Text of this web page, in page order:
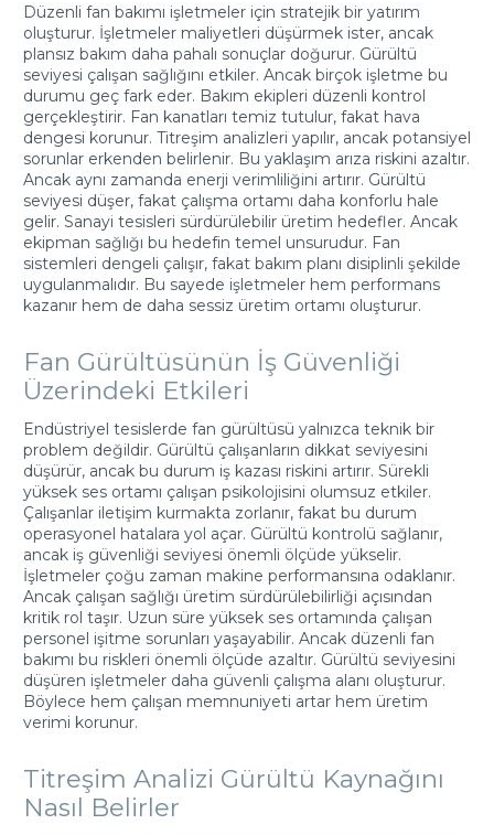
Düzenli fan bakımı işletmeler için stratejik bir yatırım
oluşturur. İşletmeler maliyetleri düşürmek ister, ancak
plansız bakım daha pahalı sonuçlar doğurur. Gürültü
seviyesi çalışan sağlığını etkiler. Ancak birçok işletme bu
durumu geç fark eder. Bakım ekipleri düzenli kontrol
gerçekleştirir. Fan kanatları temiz tutulur, fakat hava
dengesi korunur. Titreşim analizleri yapılır, ancak potansiyel
sorunlar erkenden belirlenir. Bu yaklaşım arıza riskini azaltır.
Ancak aynı zamanda enerji verimliliğini artırır. Gürültü
seviyesi düşer, fakat çalışma ortamı daha konforlu hale
gelir. Sanayi tesisleri sürdürülebilir üretim hedefler. Ancak
ekipman sağlığı bu hedefin temel unsurudur. Fan
sistemleri dengeli çalışır, fakat bakım planı disiplinli şekilde
uygulanmalıdır. Bu sayede işletmeler hem performans
kazanır hem de daha sessiz üretim ortamı oluşturur.
Fan Gürültüsünün İş Güvenliği
Üzerindeki Etkileri
Endüstriyel tesislerde fan gürültüsü yalnızca teknik bir
problem değildir. Gürültü çalışanların dikkat seviyesini
düşürür, ancak bu durum iş kazası riskini artırır. Sürekli
yüksek ses ortamı çalışan psikolojisini olumsuz etkiler.
Çalışanlar iletişim kurmakta zorlanır, fakat bu durum
operasyonel hatalara yol açar. Gürültü kontrolü sağlanır,
ancak iş güvenliği seviyesi önemli ölçüde yükselir.
İşletmeler çoğu zaman makine performansına odaklanır.
Ancak çalışan sağlığı üretim sürdürülebilirliği açısından
kritik rol taşır. Uzun süre yüksek ses ortamında çalışan
personel işitme sorunları yaşayabilir. Ancak düzenli fan
bakımı bu riskleri önemli ölçüde azaltır. Gürültü seviyesini
düşüren işletmeler daha güvenli çalışma alanı oluşturur.
Böylece hem çalışan memnuniyeti artar hem üretim
verimi korunur.
Titreşim Analizi Gürültü Kaynağını
Nasıl Belirler